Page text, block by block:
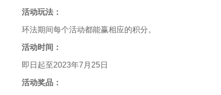
活动玩法：
环法期间每个活动都能赢相应的积分。
活动时间：
即日起至2023年7月25日
活动奖品：